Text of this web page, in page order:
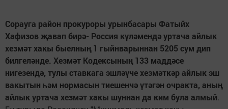
Сорауга район прокуроры урынбасары Фатыйх
Хафизовҗавап бирә- Россия күләмендәуртача айлык
хезмәт хакы быелның 1 гыйнварыннан 5205 сум дип
билгеләнде. Хезмәт Кодексының 133 маддәсе
нигезендә, тулы ставкага эшләүче хезмәткәр айлык эш
вакытын һәм нормасын тиешенчәүтәгән очракта, аның
айлык уртача хезмәт хакы шуннан да ким була алмый.